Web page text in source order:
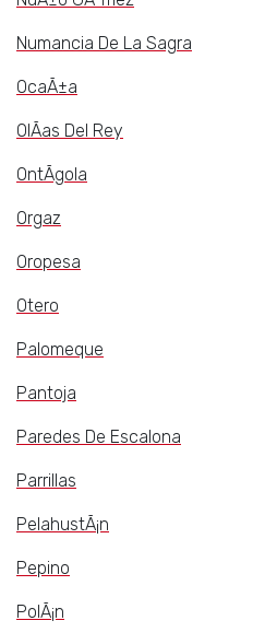
Numancia De La Sagra
OcaÃ±a
OlÃ­as Del Rey
OntÃ­gola
Orgaz
Oropesa
Otero
Palomeque
Pantoja
Paredes De Escalona
Parrillas
PelahustÃ¡n
Pepino
PolÃ¡n